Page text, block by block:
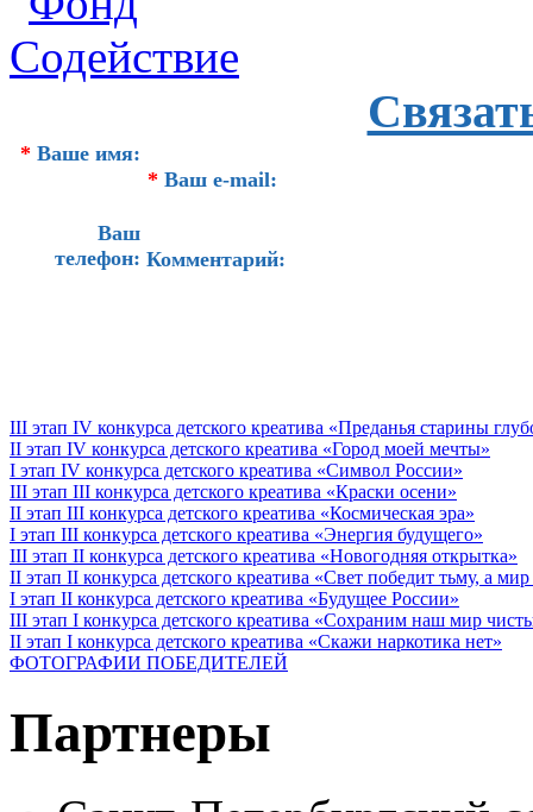
* Ваше имя:
* Ваш e-mail:
Ваш
телефон: Комментарий:
III этап IV конкурса детского креатива «Преданья старины
II этап IV конкурса детского креатива «Город моей мечты»
I этап IV конкурса детского креатива «Символ России»
III этап III конкурса детского креатива «Краски осени»
II этап III конкурса детского креатива «Космическая эра»
I этап III конкурса детского креатива «Энергия будущего»
III этап II конкурса детского креатива «Новогодняя открытка»
II этап II конкурса детского креатива «Свет победит тьму, а
I этап II конкурса детского креатива «Будущее России»
III этап I конкурса детского креатива «Сохраним наш мир
II этап I конкурса детского креатива «Скажи наркотика нет»
ФОТОГРАФИИ ПОБЕДИТЕЛЕЙ
Партнеры